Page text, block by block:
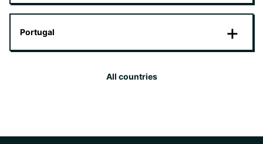
Portugal
All countries